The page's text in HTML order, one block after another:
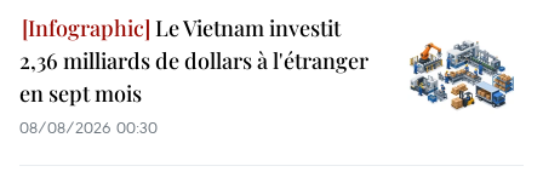
Le Vietnam investit
2,36 milliards de dollars à l'étranger
en sept mois
08/08/2026 00:30